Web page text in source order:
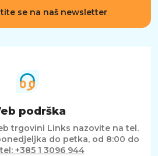
se na naš newsletter
podrška
trgovini Links nazovite na tel.
do petka, od 8:00 do
tel: +385 1 3096 944